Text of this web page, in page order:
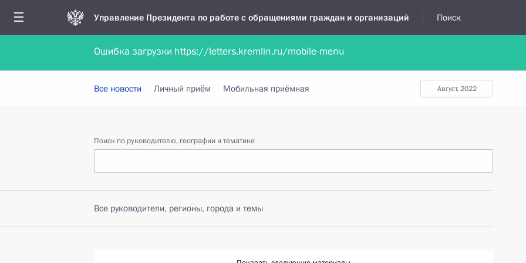
Управление Президента по работе с обращениями граждан и организаций Поиск
Обратиться в форме электронного документа Обратиться в устной форме
август, 2022
Все новости Личный приём Мобильная приёмная
Поиск по руководителю, географии и тематике
Все руководители, регионы, города и темы
Ошибка загрузки https://letters.kremlin.ru/mobile-menu